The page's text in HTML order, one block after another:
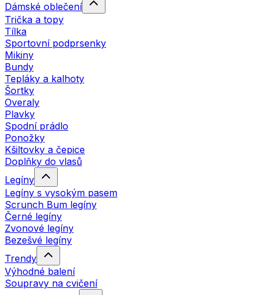
Dámské oblečení
Trička a topy
Tílka
Sportovní podprsenky
Mikiny
Bundy
Tepláky a kalhoty
Šortky
Overaly
Plavky
Spodní prádlo
Ponožky
Kšiltovky a čepice
Doplňky do vlasů
Legíny
Legíny s vysokým pasem
Scrunch Bum legíny
Černé legíny
Zvonové legíny
Bezešvé legíny
Trendy
Výhodné balení
Soupravy na cvičení